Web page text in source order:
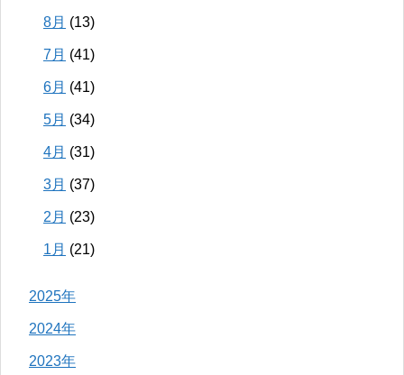
8月 (13)
7月 (41)
6月 (41)
5月 (34)
4月 (31)
3月 (37)
2月 (23)
1月 (21)
2025年
2024年
2023年